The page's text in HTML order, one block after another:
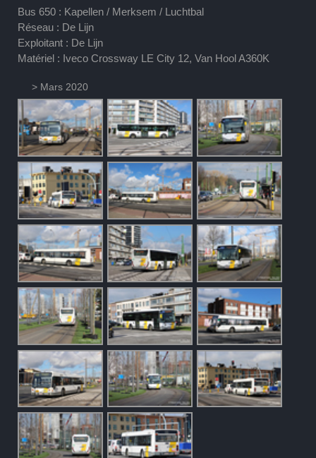
Bus 650 : Kapellen / Merksem / Luchtbal
Réseau : De Lijn
Exploitant : De Lijn
Matériel : Iveco Crossway LE City 12, Van Hool A360K
> Mars 2020